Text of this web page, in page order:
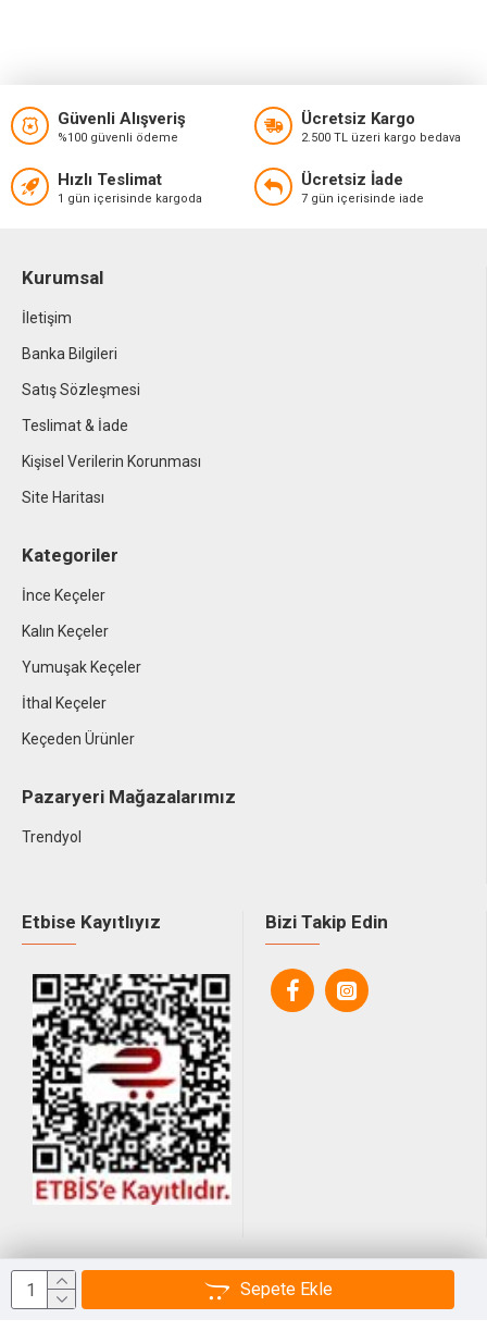
Sepete Ekle
Güvenli Alışveriş
%100 güvenli ödeme
Ücretsiz Kargo
2.500 TL üzeri kargo bedava
Hızlı Teslimat
1 gün içerisinde kargoda
Ücretsiz İade
7 gün içerisinde iade
Kurumsal
İletişim
Banka Bilgileri
Satış Sözleşmesi
Teslimat & İade
Kişisel Verilerin Korunması
Site Haritası
Kategoriler
İnce Keçeler
Kalın Keçeler
Yumuşak Keçeler
İthal Keçeler
Keçeden Ürünler
Pazaryeri Mağazalarımız
Trendyol
Etbise Kayıtlıyız Bizi Takip Edin
© 2025, Tüm Hakları Saklıdır.